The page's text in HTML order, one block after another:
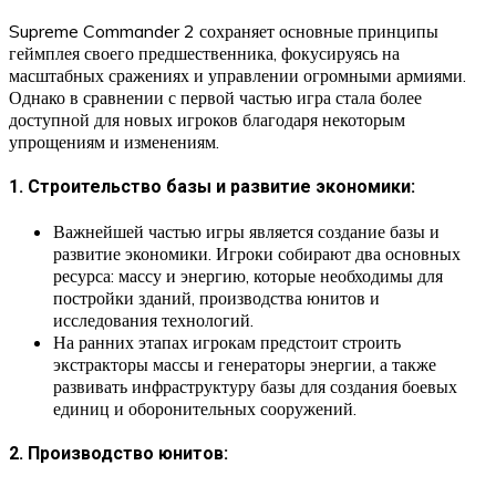
Supreme Commander 2 сохраняет основные принципы
геймплея своего предшественника, фокусируясь на
масштабных сражениях и управлении огромными армиями.
Однако в сравнении с первой частью игра стала более
доступной для новых игроков благодаря некоторым
упрощениям и изменениям.
1. Строительство базы и развитие экономики:
Важнейшей частью игры является создание базы и
развитие экономики. Игроки собирают два основных
ресурса: массу и энергию, которые необходимы для
постройки зданий, производства юнитов и
исследования технологий.
На ранних этапах игрокам предстоит строить
экстракторы массы и генераторы энергии, а также
развивать инфраструктуру базы для создания боевых
единиц и оборонительных сооружений.
2. Производство юнитов: